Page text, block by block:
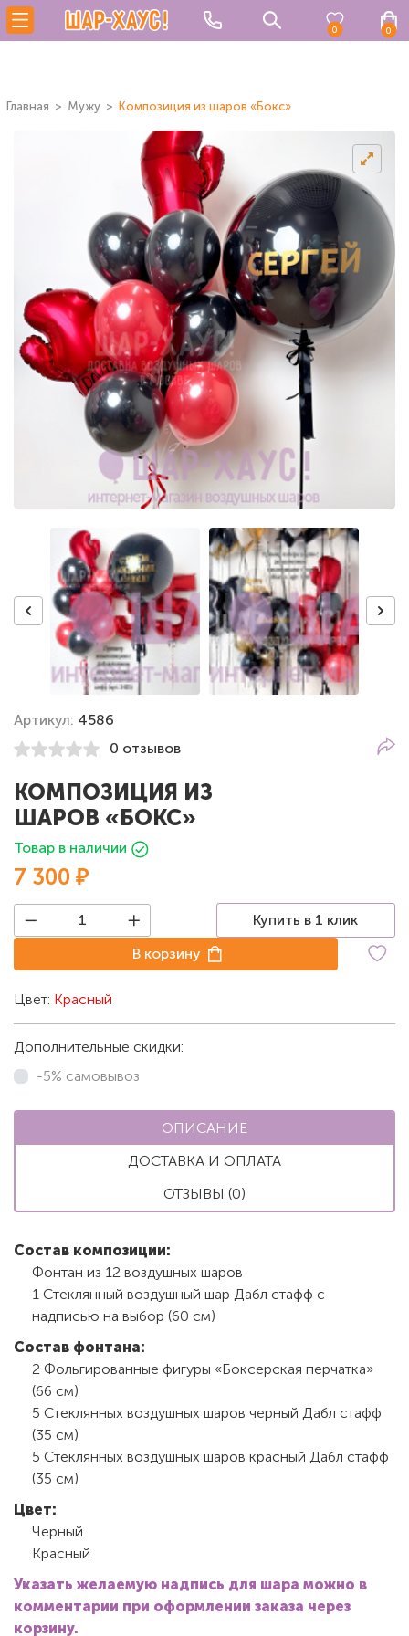
0 0
Главная Мужу Композиция из шаров «Бокс»
Артикул: 4586
0 отзывов
КОМПОЗИЦИЯ ИЗ
ШАРОВ «БОКС»
Товар в наличии
7 300 ₽
Купить в 1 клик
В корзину
Цвет: Красный
Дополнительные скидки:
-5% самовывоз
ОПИСАНИЕ
ДОСТАВКА И ОПЛАТА
ОТЗЫВЫ (0)
Состав композиции:
Фонтан из 12 воздушных шаров
1 Стеклянный воздушный шар Дабл стафф с
надписью на выбор (60 см)
Состав фонтана:
2 Фольгированные фигуры «Боксерская перчатка»
(66 см)
5 Стеклянных воздушных шаров черный Дабл стафф
(35 см)
5 Стеклянных воздушных шаров красный Дабл стафф
(35 см)
Цвет:
Черный
Красный
Указать желаемую надпись для шара можно в
комментарии при оформлении заказа через
корзину.